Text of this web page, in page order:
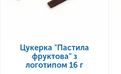
Цукерка "Пастила
фруктова" з
логотипом 16 г